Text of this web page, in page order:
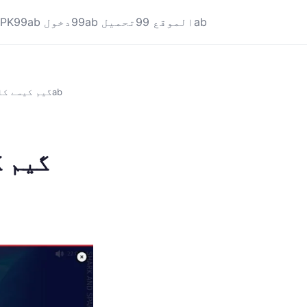
99ab دخول 99ab تحميل الموقع 99ab
Shark & Spark Hold & Win: گیم کیسے کام کرتی ہے؟ – 99ab